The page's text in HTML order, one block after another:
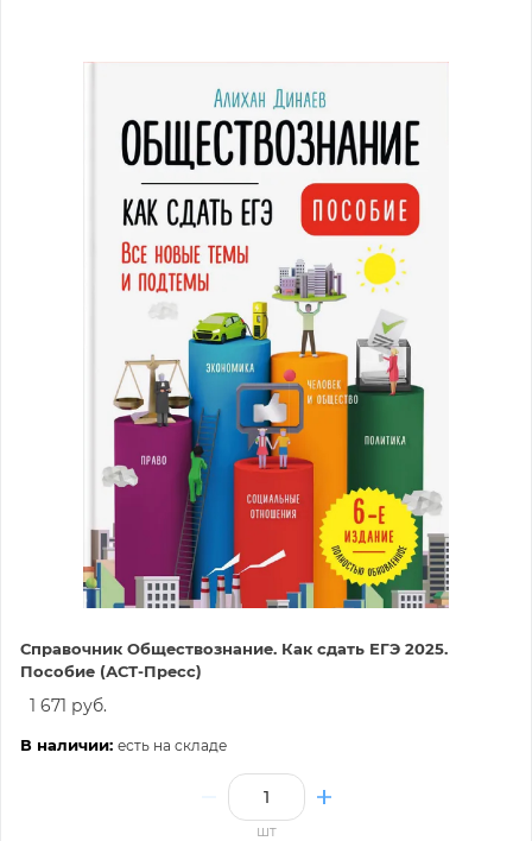
Справочник Обществознание. Как сдать ЕГЭ 2025.
Пособие (АСТ-Пресс)
1 671 руб.
В наличии: есть на складе
шт